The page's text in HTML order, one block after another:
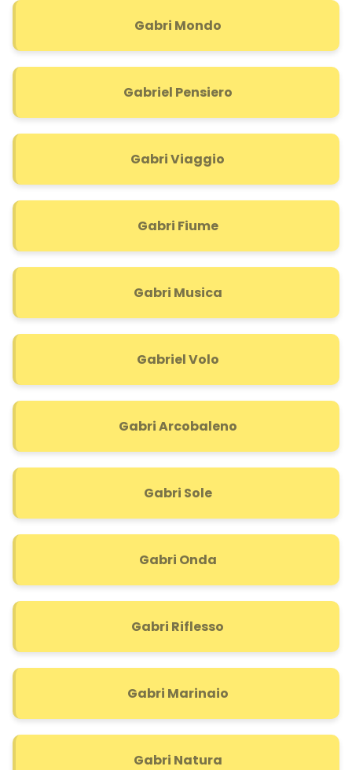
Gabri Mondo
Gabriel Pensiero
Gabri Viaggio
Gabri Fiume
Gabri Musica
Gabriel Volo
Gabri Arcobaleno
Gabri Sole
Gabri Onda
Gabri Riflesso
Gabri Marinaio
Gabri Natura